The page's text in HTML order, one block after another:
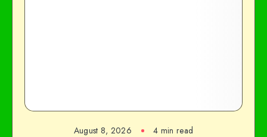
August 8, 2026 4 min read